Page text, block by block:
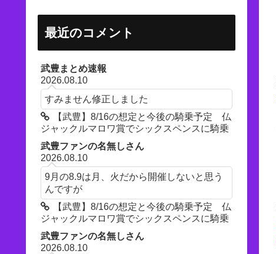
最近のコメント
武豊まとめ速報
2026.08.10
すみません修正しました
【武豊】8/16の想定と今後の騎乗予定 仏
ジャックルマロワ賞でシックスペンスに騎乗
武豊ファンの名無しさん
2026.08.10
9月の8.9は月、火だから開催しないと思う
んですが
【武豊】8/16の想定と今後の騎乗予定 仏
ジャックルマロワ賞でシックスペンスに騎乗
武豊ファンの名無しさん
2026.08.10